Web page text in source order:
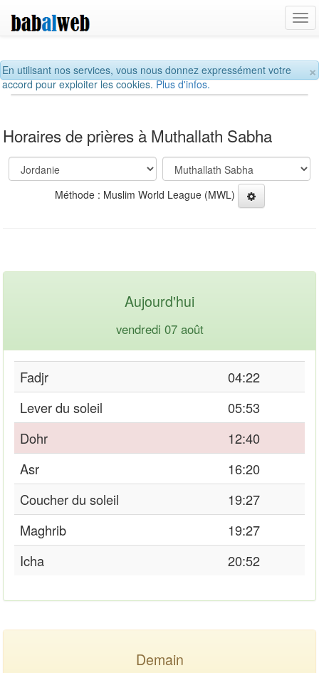
×
En utilisant nos services, vous nous donnez expressément votre
accord pour exploiter les cookies.Plus d'infos.
Horaires de prières à Muthallath Sabha
Méthode : Muslim World League (MWL)
Aujourd'hui
vendredi 07 août
Fadjr
04:22
Lever du soleil
05:53
Dohr
12:40
Asr
16:20
Coucher du soleil
19:27
Maghrib
19:27
Icha
20:52
Demain